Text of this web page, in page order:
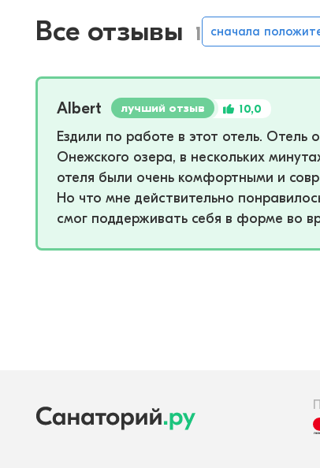
Все отзывы 1 сначала
Albert лучший отзыв 10,0
Ездили по работе в этот отель.
Онежского озера, в нескольких
отеля были очень комфортными и
Но что мне действительно
смог поддерживать себя в форме во